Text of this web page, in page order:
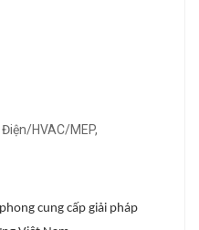
HVAC/MEP,
cung cấp giải pháp